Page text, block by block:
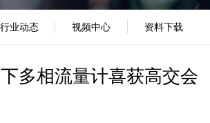
行业动态 视频中心 资料下载
多相流量计喜获高交会